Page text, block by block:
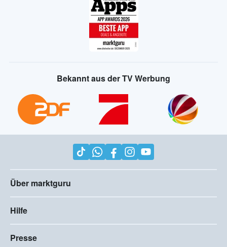
Bekannt aus der TV Werbung
Über marktguru
Hilfe
Presse